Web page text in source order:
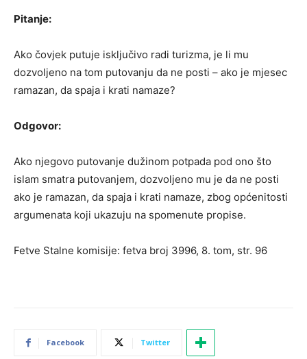
Pitanje:
Ako čovjek putuje isključivo radi turizma, je li mu
dozvoljeno na tom putovanju da ne posti – ako je mjesec
ramazan, da spaja i krati namaze?
Odgovor:
Ako njegovo putovanje dužinom potpada pod ono što
islam smatra putovanjem, dozvoljeno mu je da ne posti
ako je ramazan, da spaja i krati namaze, zbog općenitosti
argumenata koji ukazuju na spomenute propise.
Fetve Stalne komisije: fetva broj 3996, 8. tom, str. 96
Facebook Twitter